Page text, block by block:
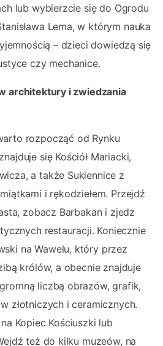
lub wybierzcie się do Ogrodu
Lema, w którym nauka
– dzieci dowiedzą się
czy mechanice.
architektury i zwiedzania
rozpocząć od Rynku
się Kościół Mariacki,
a także Sukiennice z
i rękodziełem. Przejdź
zobacz Barbakan i zjedz
restauracji. Koniecznie
na Wawelu, który przez
królów, a obecnie znajduje
liczbą obrazów, grafik,
złotniczych i ceramicznych.
Kopiec Kościuszki lub
też do kilku muzeów, na